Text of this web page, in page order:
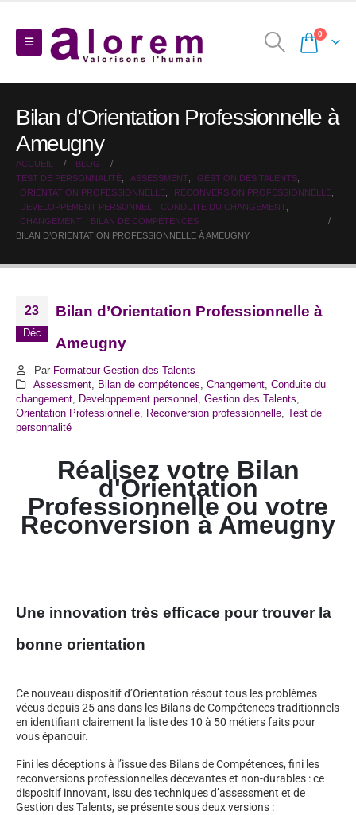
0
Bilan d’Orientation Professionnelle à
Ameugny
ACCUEIL
BLOG
TEST DE PERSONNALITÉ
ASSESSMENT GESTION DES TALENTS
ORIENTATION PROFESSIONNELLE
RECONVERSION PROFESSIONNELLE
DEVELOPPEMENT PERSONNEL
CONDUITE DU CHANGEMENT
CHANGEMENT
BILAN DE COMPÉTENCES
BILAN D’ORIENTATION PROFESSIONNELLE À AMEUGNY
23
Déc
Bilan d’Orientation Professionnelle à
Ameugny
Par Formateur Gestion des Talents
Assessment, Bilan de compétences Changement, Conduite du
changement
Developpement personnel Gestion des Talents
Orientation Professionnelle
Reconversion professionnelle Test de
personnalité
Réalisez votre Bilan
d'Orientation
Professionnelle ou votre
Reconversion àAmeugny
Une innovation très efficace pour trouver la
bonne orientation
Ce nouveau dispositif d’Orientation résout tous les problèmes
vécus depuis 25 ans dans les Bilans de Compétences traditionnels
en identifiant clairement la liste des 10 à 50 métiers faits pour
vous épanouir.
Fini les déceptions à l’issue des Bilans de Compétences, fini les
reconversions professionnelles décevantes et non-durables : ce
dispositif innovant, issu des techniques d’assessment et de
Gestion des Talents, se présente sous deux versions :